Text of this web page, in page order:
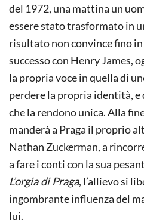
del 1972, una mattina un
essere stato trasformato in
risultato non convince fino
successo con Henry James,
la propria voce in quella di
perdere la propria identità,
che la rendono unica. Alla
manderà a Praga il proprio
Nathan Zuckerman, a
a fare i conti con la sua
L’orgia di Praga, l’allievo si
ingombrante influenza del
lui.